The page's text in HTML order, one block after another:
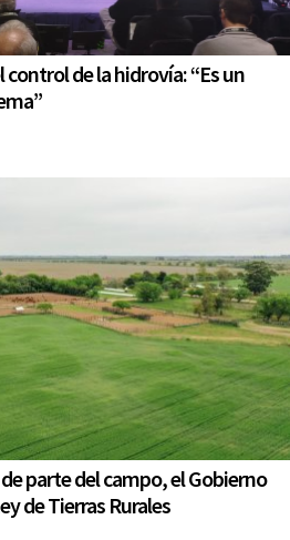
de la hidrovía: “Es un
parte del campo, el Gobierno
de Tierras Rurales